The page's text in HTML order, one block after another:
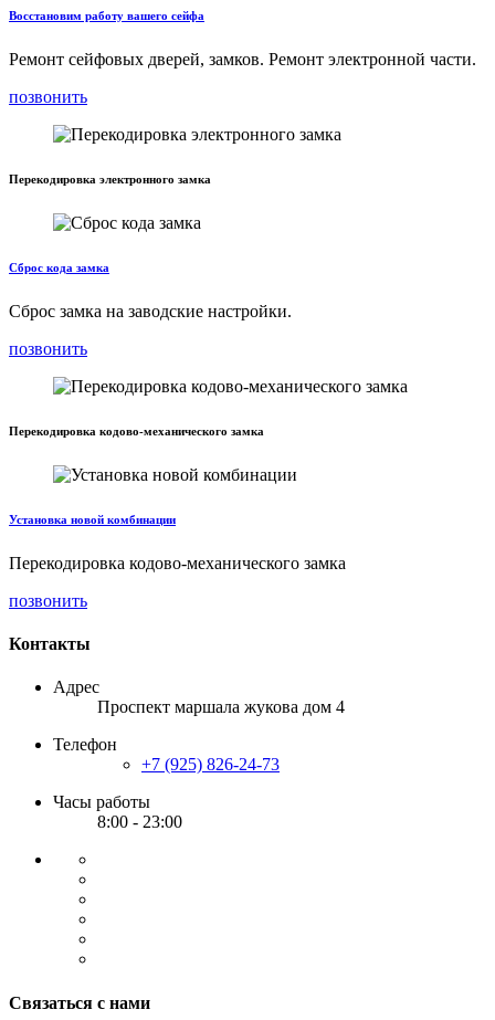
Восстановим работу вашего сейфа
Ремонт сейфовых дверей, замков. Ремонт электронной части.
позвонить
Перекодировка электронного замка
Сброс кода замка
Сброс замка на заводские настройки.
позвонить
Перекодировка кодово-механического замка
Установка новой комбинации
Перекодировка кодово-механического замка
позвонить
Контакты
Адрес
Проспект маршала жукова дом 4
Телефон
+7 (925) 826-24-73
Часы работы
8:00 - 23:00
Связаться с нами